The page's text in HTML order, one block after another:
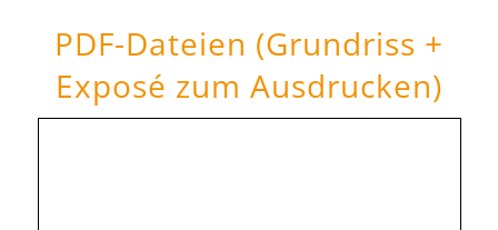
PDF-Dateien (Grundriss +
Exposé zum Ausdrucken)